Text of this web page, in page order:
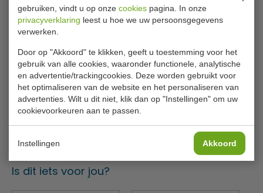
gebruiken, vindt u op onze cookies pagina. In onze
privacyverklaring leest u hoe we uw persoonsgegevens
verwerken.
Door op "Akkoord" te klikken, geeft u toestemming voor het
gebruik van alle cookies, waaronder functionele, analytische
en advertentie/trackingcookies. Deze worden gebruikt voor
het optimaliseren van de website en het personaliseren van
advertenties. Wilt u dit niet, klik dan op "Instellingen" om uw
cookievoorkeuren aan te passen.
Instellingen Akkoord
Heavy duty 325W direct drive motor
Eenvoudig schoon te maken metalen constructie
6,9L hoogglans RVS kom met komlift
Eenvoudige handmatige bediening
Planetaire mixbeweging benut volledige kominhoud
Op stabiele standaard voor ergonomische werkhoogte
Inclusief RVS garde, klopper en sterke deeghaak
Inclusief beveiligingsschild en noodstop
KitchenAid hub aan voorzijde voor allerlei accessoires
Specificaties
Model
H x B x D
41,5 x 37 x 28,7 cm
Snelheid
40 - 200 tpm.
Motor
1,3 pk
Volt.
220 - 240V
Is dit iets voor jou?